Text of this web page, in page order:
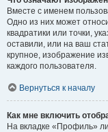
Вместе с именем
Одно из них может
квадратики или точки,
оставили, или на ваш
крупное, изображение
каждого пользователя.
Вернуться к началу
Как мне включить
На вкладке «Профиль»